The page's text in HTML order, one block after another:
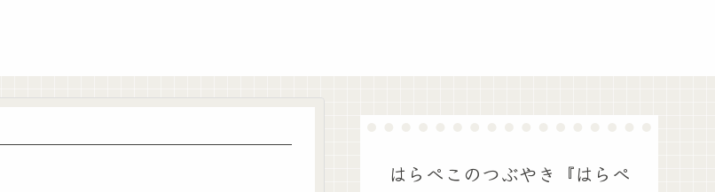
はらぺこのつぶやき『はらぺ